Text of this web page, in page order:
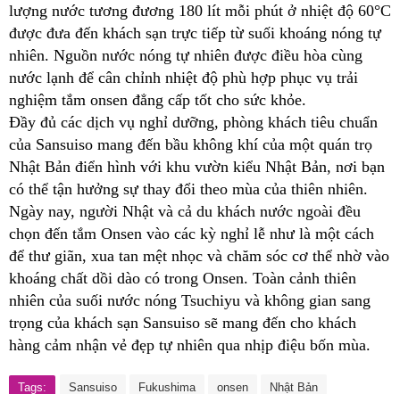
lượng nước tương đương 180 lít mỗi phút ở nhiệt độ 60°C
được đưa đến khách sạn trực tiếp từ suối khoáng nóng tự
nhiên. Nguồn nước nóng tự nhiên được điều hòa cùng
nước lạnh để cân chỉnh nhiệt độ phù hợp phục vụ trải
nghiệm tắm onsen đẳng cấp tốt cho sức khỏe.
Đầy đủ các dịch vụ nghỉ dưỡng, phòng khách tiêu chuẩn
của Sansuiso mang đến bầu không khí của một quán trọ
Nhật Bản điển hình với khu vườn kiểu Nhật Bản, nơi bạn
có thể tận hưởng sự thay đổi theo mùa của thiên nhiên.
Ngày nay, người Nhật và cả du khách nước ngoài đều
chọn đến tắm Onsen vào các kỳ nghỉ lễ như là một cách
để thư giãn, xua tan mệt nhọc và chăm sóc cơ thể nhờ vào
khoáng chất dồi dào có trong Onsen. Toàn cảnh thiên
nhiên của suối nước nóng Tsuchiyu và không gian sang
trọng của khách sạn Sansuiso sẽ mang đến cho khách
hàng cảm nhận vẻ đẹp tự nhiên qua nhịp điệu bốn mùa.
Tags: Sansuiso Fukushima onsen Nhật Bản